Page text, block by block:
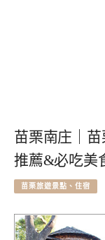
苗栗南庄｜
推薦&必吃美
苗栗旅遊景點、住宿